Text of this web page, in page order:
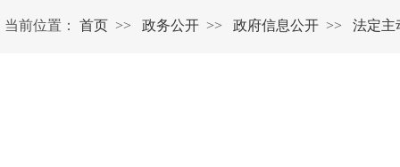
当前位置： 首页 >> 政务公开 >> 政府信息公开 >> 法定主